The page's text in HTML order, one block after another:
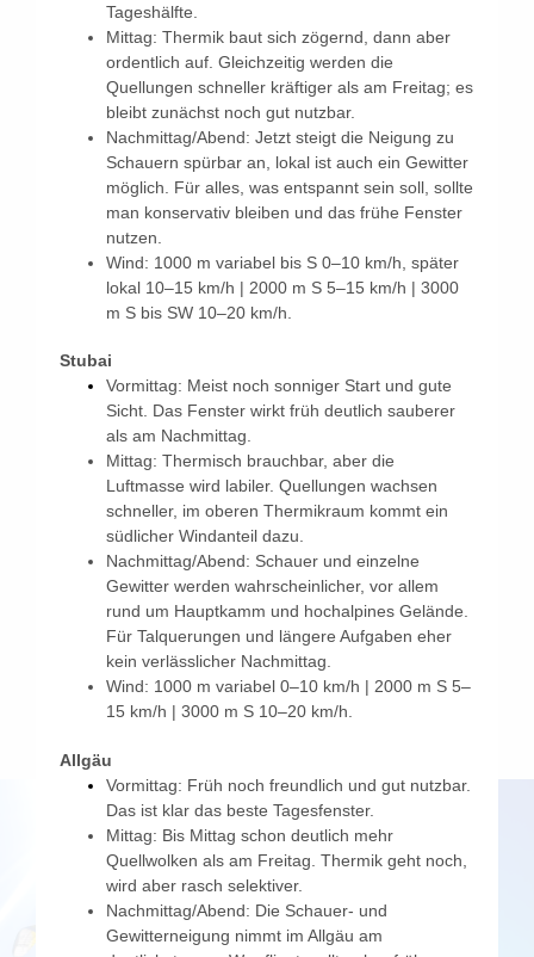
Tageshälfte.
Mittag: Thermik baut sich zögernd, dann aber
ordentlich auf. Gleichzeitig werden die
Quellungen schneller kräftiger als am Freitag; es
bleibt zunächst noch gut nutzbar.
Nachmittag/Abend: Jetzt steigt die Neigung zu
Schauern spürbar an, lokal ist auch ein Gewitter
möglich. Für alles, was entspannt sein soll, sollte
man konservativ bleiben und das frühe Fenster
nutzen.
Wind: 1000 m variabel bis S 0–10 km/h, später
lokal 10–15 km/h | 2000 m S 5–15 km/h | 3000
m S bis SW 10–20 km/h.
Stubai
Vormittag: Meist noch sonniger Start und gute
Sicht. Das Fenster wirkt früh deutlich sauberer
als am Nachmittag.
Mittag: Thermisch brauchbar, aber die
Luftmasse wird labiler. Quellungen wachsen
schneller, im oberen Thermikraum kommt ein
südlicher Windanteil dazu.
Nachmittag/Abend: Schauer und einzelne
Gewitter werden wahrscheinlicher, vor allem
rund um Hauptkamm und hochalpines Gelände.
Für Talquerungen und längere Aufgaben eher
kein verlässlicher Nachmittag.
Wind: 1000 m variabel 0–10 km/h | 2000 m S 5–
15 km/h | 3000 m S 10–20 km/h.
Allgäu
Vormittag: Früh noch freundlich und gut nutzbar.
Das ist klar das beste Tagesfenster.
Mittag: Bis Mittag schon deutlich mehr
Quellwolken als am Freitag. Thermik geht noch,
wird aber rasch selektiver.
Nachmittag/Abend: Die Schauer- und
Gewitterneigung nimmt im Allgäu am